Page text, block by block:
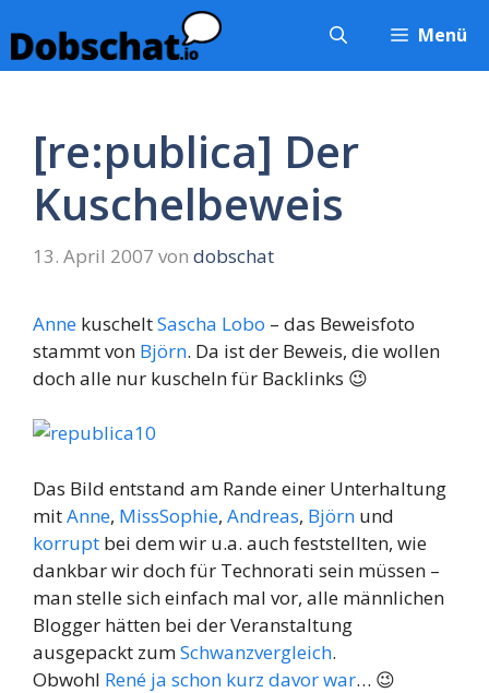
Inhalt
springen
Menü
[re:publica] Der
Kuschelbeweis
13. April 2007 von dobschat
Anne kuscheltSascha Lobo – das Beweisfoto
stammt von Björn. Da ist der Beweis, die wollen
doch alle nur kuscheln für Backlinks 😉
Das Bild entstand am Rande einer Unterhaltung
mitAnne, MissSophie, Andreas, Björn und
korrupt bei dem wir u.a. auch feststellten, wie
dankbar wir doch für Technorati sein müssen –
man stelle sich einfach mal vor, alle männlichen
Blogger hätten bei der Veranstaltung
ausgepackt zumSchwanzvergleich.
Obwohl René ja schon kurz davor war… 😉